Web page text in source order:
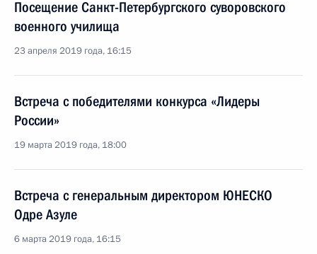
Посещение Санкт-Петербургского суворовского
военного училища
23 апреля 2019 года, 16:15
Встреча с победителями конкурса «Лидеры
России»
19 марта 2019 года, 18:00
Встреча с генеральным директором ЮНЕСКО
Одре Азуле
6 марта 2019 года, 16:15